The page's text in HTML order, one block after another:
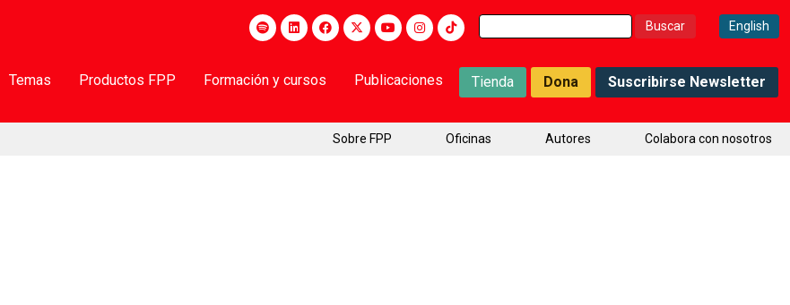
Buscar: English
Temas Productos FPP Formación y cursos Publicaciones Tienda Dona Suscribirse Newsletter
Sobre FPP Oficinas Autores Colabora con nosotros